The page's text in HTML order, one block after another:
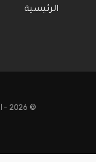
الرئيسية
© 2026 - الجمهورية نيوز. All Rights Reserved.